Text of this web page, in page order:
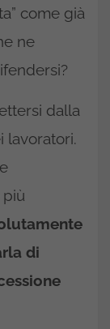
come già
ne
dalla
lavoratori.
di